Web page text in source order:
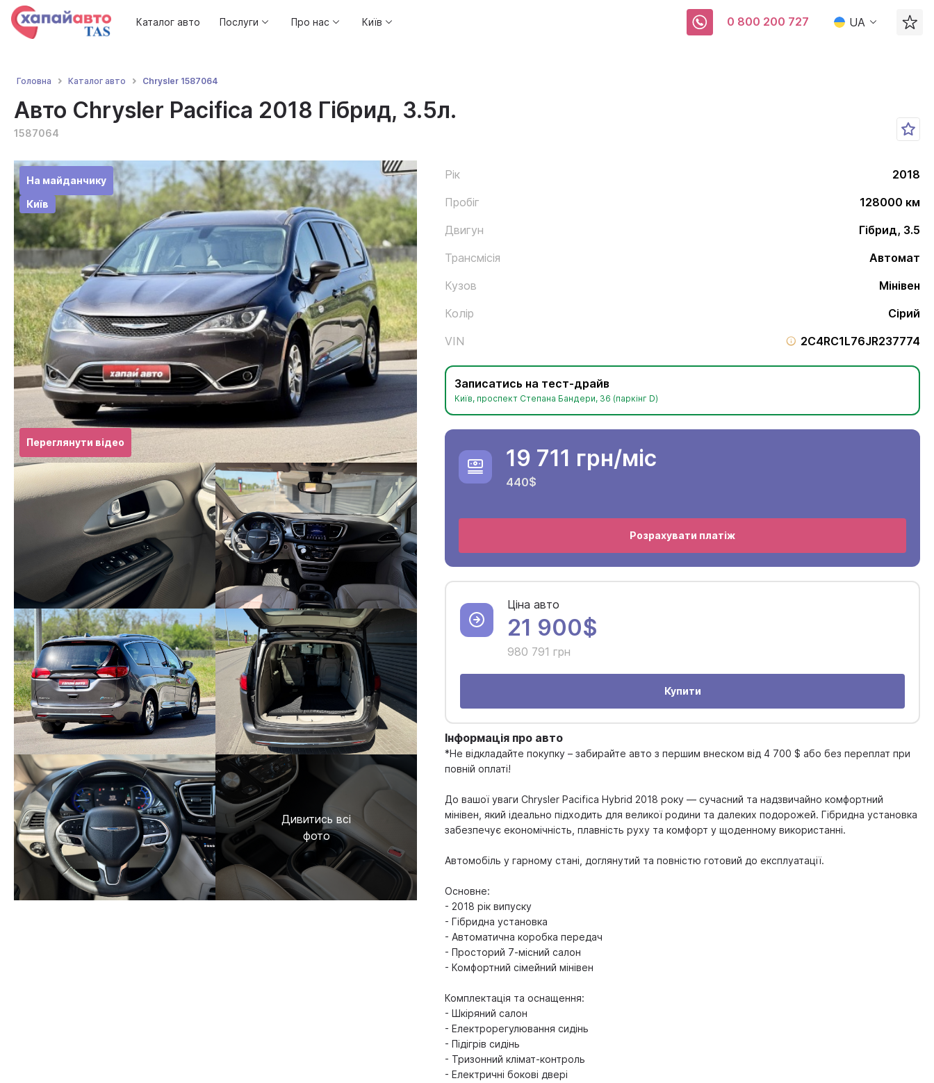
Каталог авто Послуги Про нас Київ 0 800 200 727 UA
Головна Каталог авто Chrysler 1587064
Авто Chrysler Pacifica 2018 Гібрид, 3.5л.
1587064
На майданчику
Київ
Переглянути відео
Дивитись всі
фото
Рік
2018
Пробіг
128000 км
Двигун
Гібрид, 3.5
Трансмісія
Автомат
Кузов
Мінівен
Колір
Сірий
VIN
2C4RC1L76JR237774
Записатись на тест-драйв
Київ, проспект Степана Бандери, 36 (паркінг D)
19 711 грн/міс
440$
Розрахувати платіж
Ціна авто
21 900$
980 791 грн
Купити
Інформація про авто
*Не відкладайте покупку – забирайте авто з першим внеском від 4 700 $ або без переплат при
повній оплаті!
До вашої уваги Chrysler Pacifica Hybrid 2018 року — сучасний та надзвичайно комфортний
мінівен, який ідеально підходить для великої родини та далеких подорожей. Гібридна установка
забезпечує економічність, плавність руху та комфорт у щоденному використанні.
Автомобіль у гарному стані, доглянутий та повністю готовий до експлуатації.
Основне:
- 2018 рік випуску
- Гібридна установка
- Автоматична коробка передач
- Просторий 7-місний салон
- Комфортний сімейний мінівен
Комплектація та оснащення:
- Шкіряний салон
- Електрорегулювання сидінь
- Підігрів сидінь
- Тризонний клімат-контроль
- Електричні бокові двері